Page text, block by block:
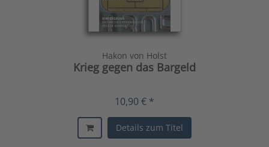
Hakon von Holst
Krieg gegen das Bargeld
10,90 € *
Details zum Titel